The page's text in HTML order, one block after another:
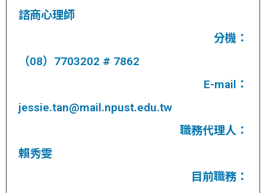
諮商心理師
分機：
（08）7703202 # 7862
E-mail：
jessie.tan@mail.npust.edu.tw
職務代理人：
賴秀雯
目前職務：